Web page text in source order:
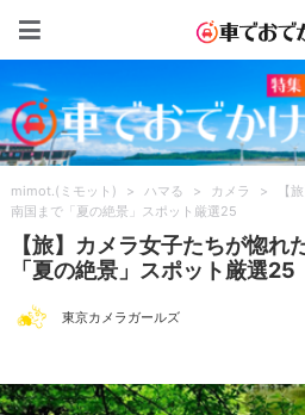
mimot.(ミモット) > ハマる > カメラ >
【
南国まで「夏の絶景」スポット厳選25
【旅】カメラ女子たちが惚れ
「夏の絶景」スポット厳選25
東京カメラガールズ